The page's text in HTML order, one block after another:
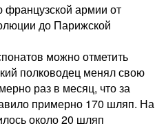
французской армии от
до Парижской
можно отметить
полководец менял свою
раз в месяц, что за
примерно 170 шляп. На
около 20 шляп